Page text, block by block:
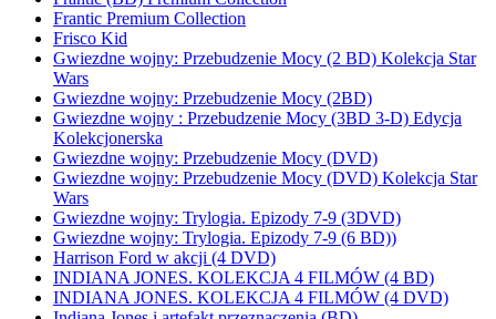
Frantic Premium Collection
Frisco Kid
Gwiezdne wojny: Przebudzenie Mocy (2 BD) Kolekcja Star
Wars
Gwiezdne wojny: Przebudzenie Mocy (2BD)
Gwiezdne wojny : Przebudzenie Mocy (3BD 3-D) Edycja
Kolekcjonerska
Gwiezdne wojny: Przebudzenie Mocy (DVD)
Gwiezdne wojny: Przebudzenie Mocy (DVD) Kolekcja Star
Wars
Gwiezdne wojny: Trylogia. Epizody 7-9 (3DVD)
Gwiezdne wojny: Trylogia. Epizody 7-9 (6 BD))
Harrison Ford w akcji (4 DVD)
INDIANA JONES. KOLEKCJA 4 FILMÓW (4 BD)
INDIANA JONES. KOLEKCJA 4 FILMÓW (4 DVD)